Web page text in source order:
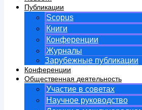
Публикации
Scopus
Книги
Конференции
Журналы
Зарубежные публикации
Конференции
Общественная деятельность
Участие в советах
Научное руководство